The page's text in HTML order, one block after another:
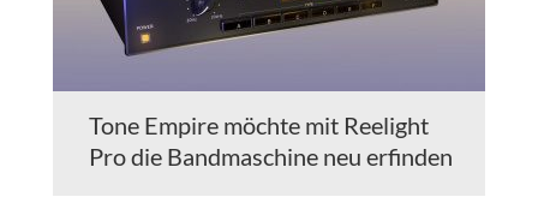
Tone Empire möchte mit Reelight
Pro die Bandmaschine neu erfinden